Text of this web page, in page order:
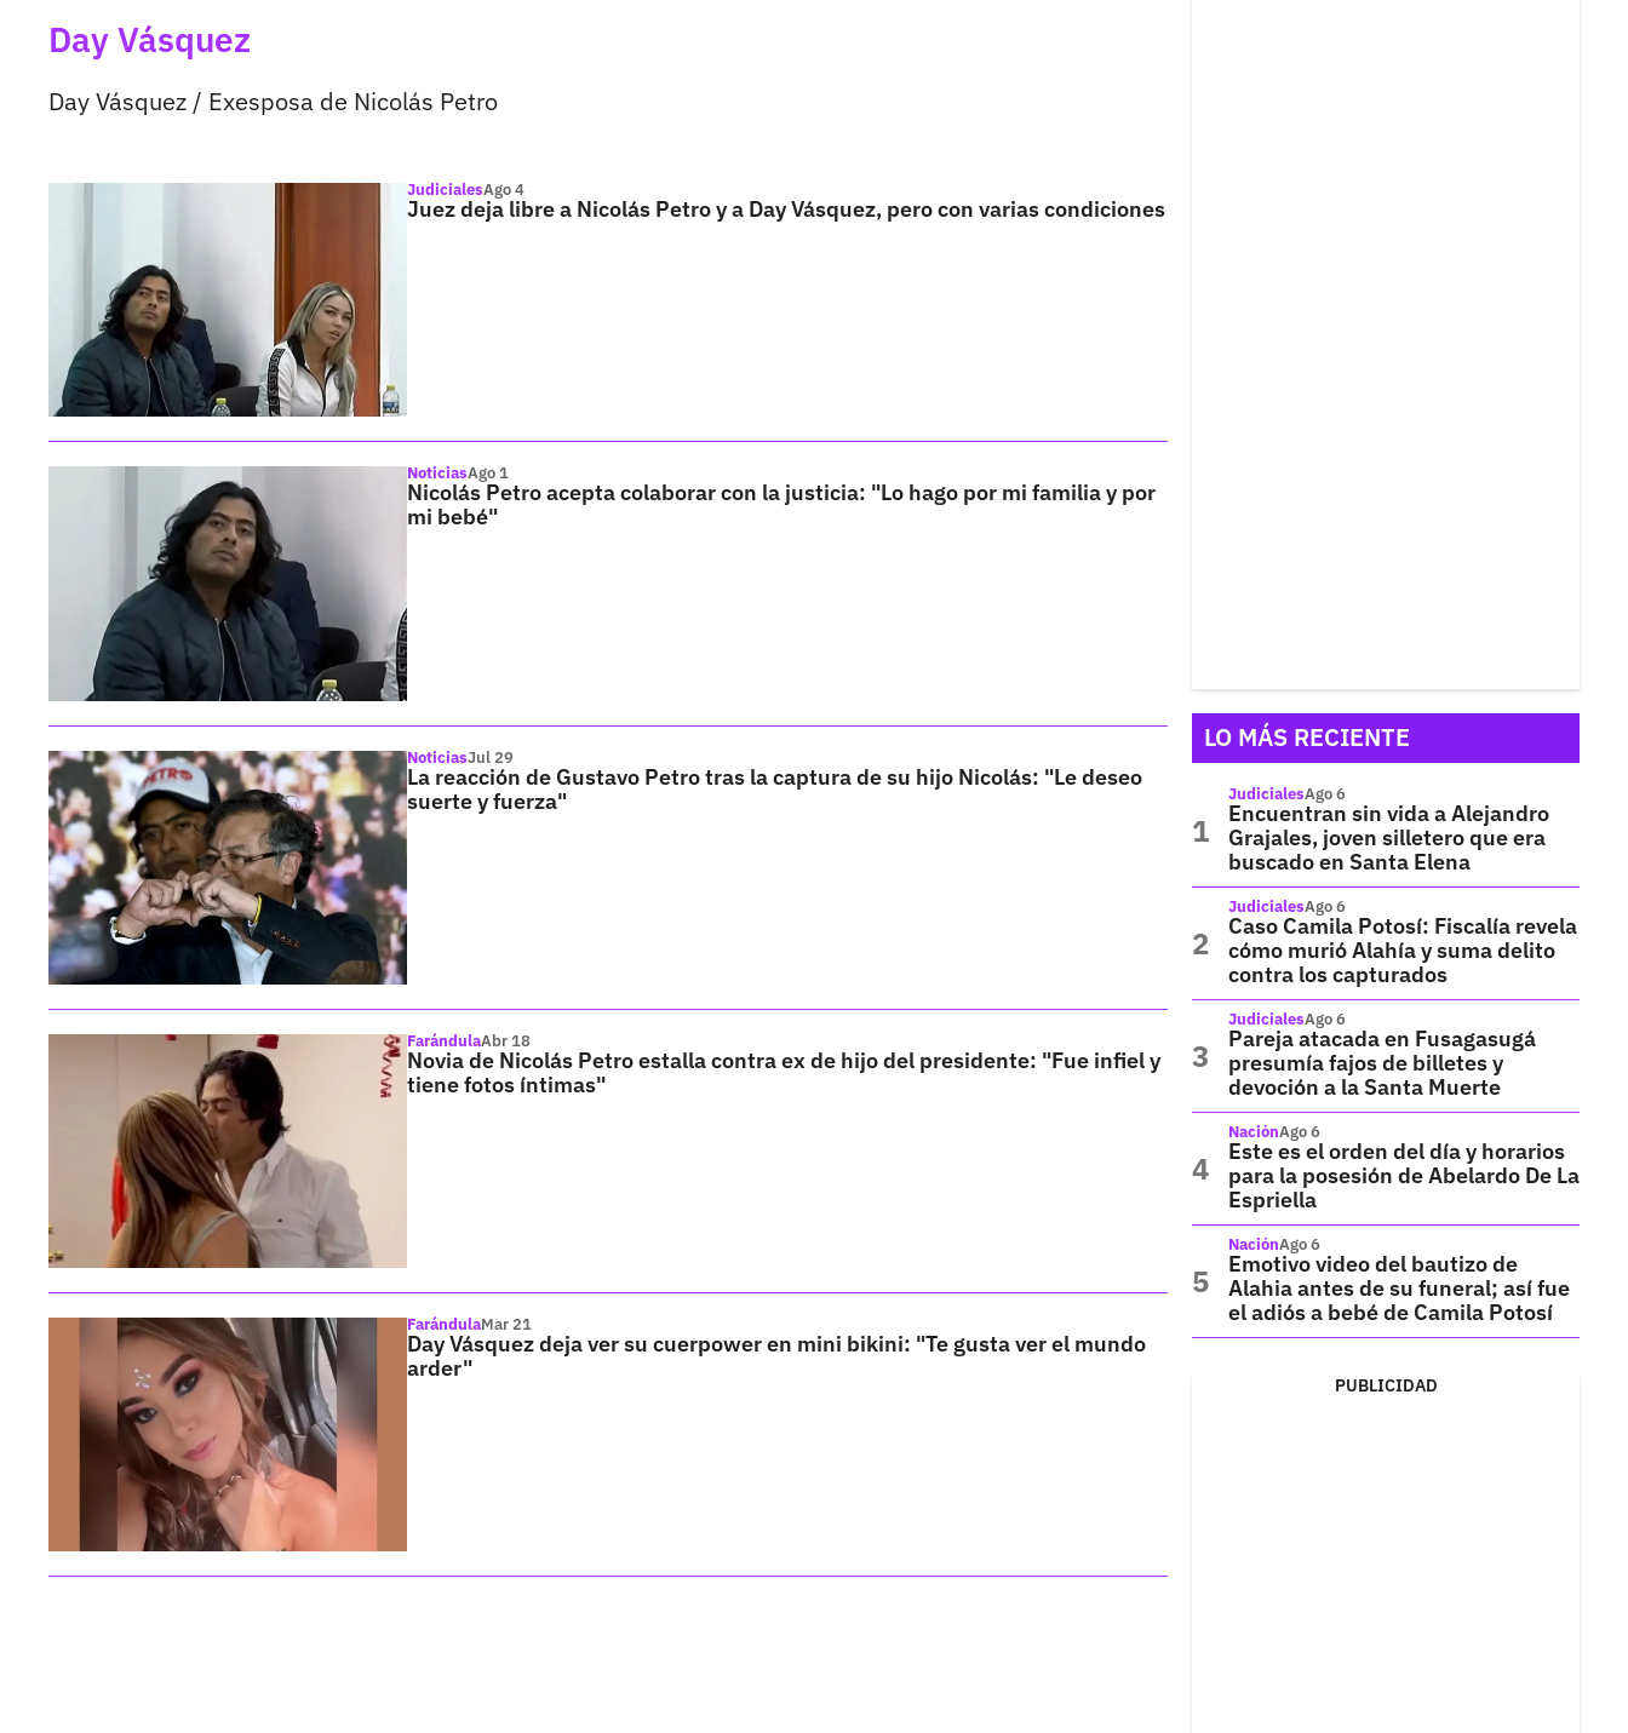
Day Vásquez
Day Vásquez / Exesposa de Nicolás Petro
JudicialesAgo 4
Juez deja libre a Nicolás Petro y a Day Vásquez, pero con varias condiciones
NoticiasAgo 1
Nicolás Petro acepta colaborar con la justicia: "Lo hago por mi familia y por
mi bebé"
NoticiasJul 29
La reacción de Gustavo Petro tras la captura de su hijo Nicolás: "Le deseo
suerte y fuerza"
FarándulaAbr 18
Novia de Nicolás Petro estalla contra ex de hijo del presidente: "Fue infiel y
tiene fotos íntimas"
FarándulaMar 21
Day Vásquez deja ver su cuerpower en mini bikini: "Te gusta ver el mundo
arder"
LO MÁS RECIENTE
JudicialesAgo 6
Encuentran sin vida a Alejandro
Grajales, joven silletero que era
buscado en Santa Elena
JudicialesAgo 6
Caso Camila Potosí: Fiscalía revela
cómo murió Alahía y suma delito
contra los capturados
JudicialesAgo 6
Pareja atacada en Fusagasugá
presumía fajos de billetes y
devoción a la Santa Muerte
NaciónAgo 6
Este es el orden del día y horarios
para la posesión de Abelardo De La
Espriella
NaciónAgo 6
Emotivo video del bautizo de
Alahia antes de su funeral; así fue
el adiós a bebé de Camila Potosí
PUBLICIDAD